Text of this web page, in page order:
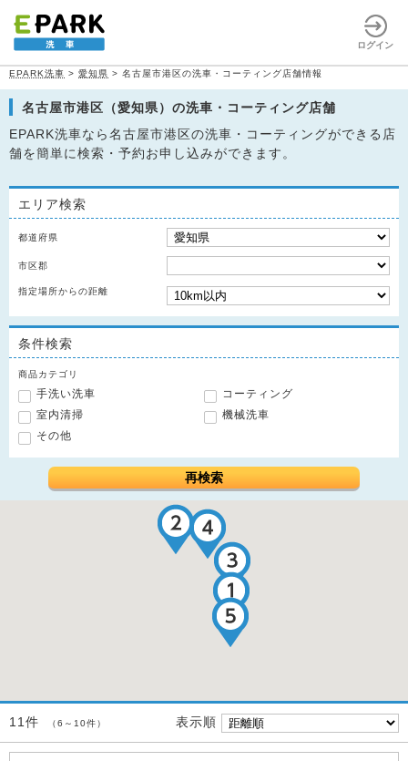
ログイン
EPARK洗車 > 愛知県 > 名古屋市港区の洗車・コーティング店舗情報
名古屋市港区（愛知県）の洗車・コーティング店舗
EPARK洗車なら名古屋市港区の洗車・コーティングができる店
舗を簡単に検索・予約お申し込みができます。
エリア検索
都道府県
市区郡
指定場所からの距離
条件検索
商品カテゴリ
手洗い洗車
コーティング
室内清掃
機械洗車
その他
再検索
11件 （6～10件） 表示順